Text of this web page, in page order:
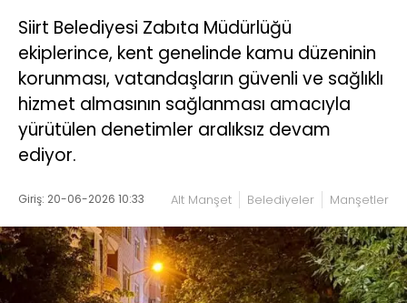
Siirt Belediyesi Zabıta Müdürlüğü
ekiplerince, kent genelinde kamu düzeninin
korunması, vatandaşların güvenli ve sağlıklı
hizmet almasının sağlanması amacıyla
yürütülen denetimler aralıksız devam
ediyor.
Giriş: 20-06-2026 10:33 Alt Manşet Belediyeler Manşetler